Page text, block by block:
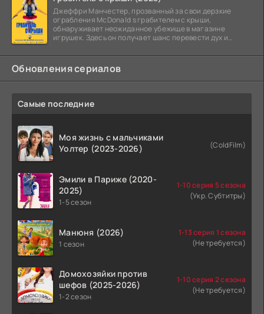
Джеффри Манчестер, прозванный за свои дерзкие
ограбления McDonald s грабителем с крыши,
обнаруживает неожиданное убежище в магазине
игрушек. Здесь он получает шанс перевести дух и
Обновления сериалов
Самые последние
Моя жизнь с мальчиками
Уолтер (2023-2026)
(ColdFilm)
Эмили в Париже (2020-
2025)
1-5 сезон
1-10 серия 5 сезона
(Укр. Субтитры)
Манюня (2026)
1 сезон
1-13 серия 1 сезона
(Не требуется)
Домохозяйки против
шефов (2025-2026)
1-2 сезон
1-10 серия 2 сезона
(Не требуется)